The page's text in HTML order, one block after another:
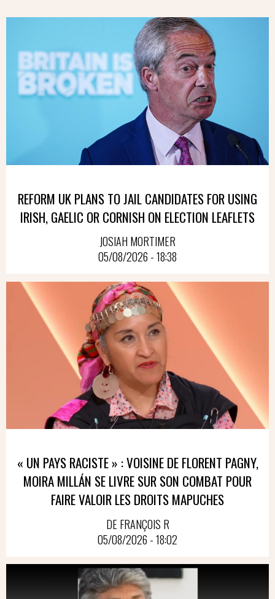
REFORM UK PLANS TO JAIL CANDIDATES FOR USING
IRISH, GAELIC OR CORNISH ON ELECTION LEAFLETS
JOSIAH MORTIMER
05/08/2026 - 18:38
« UN PAYS RACISTE » : VOISINE DE FLORENT PAGNY,
MOIRA MILLÁN SE LIVRE SUR SON COMBAT POUR
FAIRE VALOIR LES DROITS MAPUCHES
DE FRANÇOIS R
05/08/2026 - 18:02